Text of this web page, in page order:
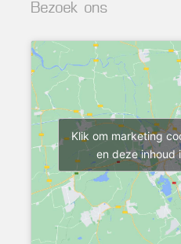
Bezoek ons
Klik om marketing
en deze inhoud